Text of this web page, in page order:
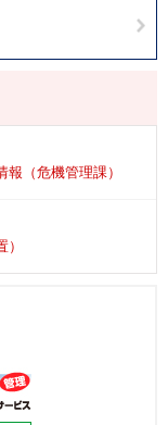
（危機管理課）